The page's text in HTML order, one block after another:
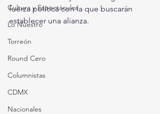
Cultura y Espectáculos
Lo Nuestro
Torreón
Round Cero
Columnistas
CDMX
Nacionales
fuerza política con la que buscarán
establecer una alianza.